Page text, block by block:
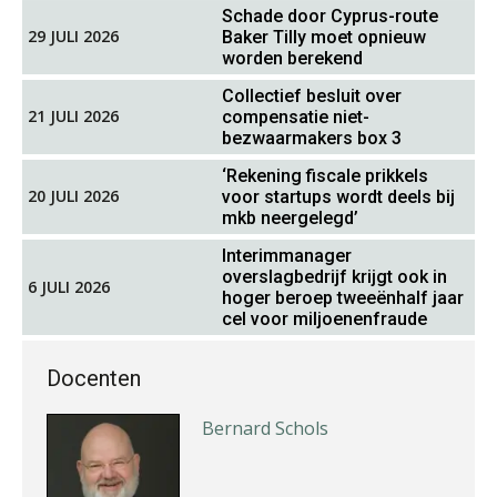
29 JULI 2026
Schade door Cyprus-route
Baker Tilly moet opnieuw
worden berekend
21 JULI 2026
Collectief besluit over
compensatie niet-
bezwaarmakers box 3
20 JULI 2026
‘Rekening fiscale prikkels
voor startups wordt deels bij
mkb neergelegd’
6 JULI 2026
Interimmanager
overslagbedrijf krijgt ook in
hoger beroep tweeënhalf jaar
cel voor miljoenenfraude
Docenten
Joost Diks
Tom Berkhout
Bernard Schols